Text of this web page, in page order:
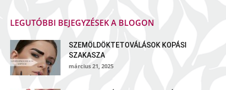
LEGUTÓBBI BEJEGYZÉSEK A BLOGON
SZEMÖLDÖKTETOVÁLÁSOK KOPÁSI
SZAKASZA
március 21, 2025